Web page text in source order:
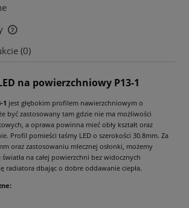
ewentualnych kosztów płatności
(0)
na powierzchniowy P13-1
1 jest głębokim profilem nawierzchniowym o
być zastosowany tam gdzie nie ma możliwości
a oprawa powinna mieć obły kształt oraz
Profil pomieści taśmy LED o szerokości 30.8mm. Za
oraz zastosowaniu mlecznej osłonki, możemy
na całej powierzchni bez widocznych
radiatora dbając o dobre oddawanie ciepła.